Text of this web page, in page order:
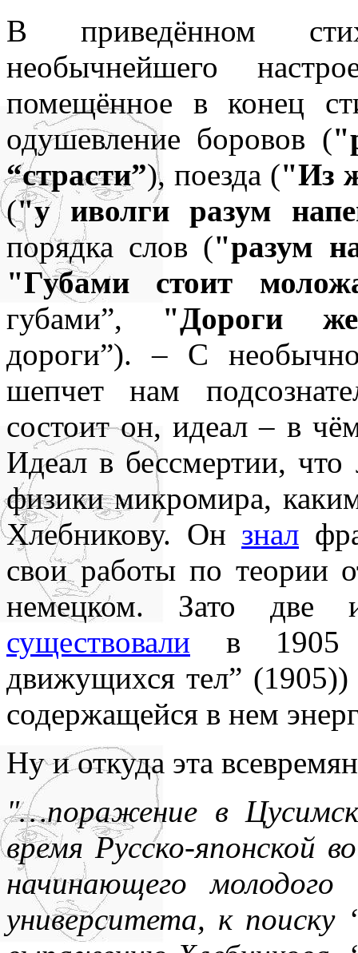
В приведённом
необычнейшего
помещённое в конец
одушевление боровов (
“страсти”), поезда ("Из
("у иволги разум
порядка слов ("разум
"Губами стоит
губами”, "Дороги
дороги”). – С
шепчет нам
состоит он, идеал – в
Идеал в бессмертии,
физики микромира,
Хлебникову. Он знал
свои работы по теории
немецком. Зато две
существовали в 1905
движущихся тел” (1905))
содержащейся в нем
Ну и откуда эта
"…поражение в
время Русско-японской
начинающего
университета, к поиску